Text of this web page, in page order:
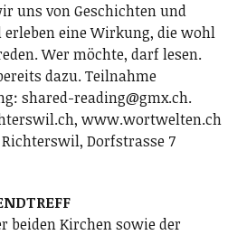
uns von Geschichten und
erleben eine Wirkung, die wohl
Wer möchte, darf lesen.
dazu. Teilnahme
shared-reading@gmx.ch.
www.wortwelten.ch
Dorfstrasse 7
beiden Kirchen sowie der